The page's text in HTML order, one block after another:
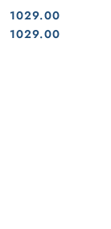
Cena:
1029.00
Cena:
1029.00